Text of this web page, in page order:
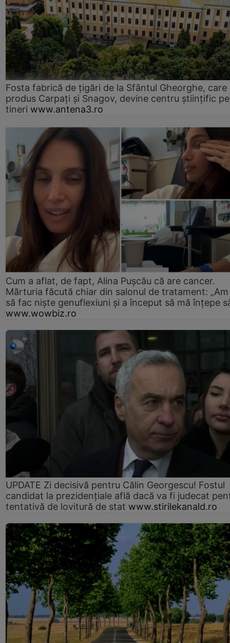
Fosta fabrică de țigări de la Sfântul Gheorghe, care
produs Carpați și Snagov, devine centru științific
tineri www.antena3.ro
Cum a aflat, de fapt, Alina Pușcău că are cancer.
Mărturia făcută chiar din salonul de tratament:
să fac niște genuflexiuni și a început să mă înțepe
www.wowbiz.ro
UPDATE Zi decisivă pentru Călin Georgescu! Fostul
candidat la prezidențiale află dacă va fi judecat
tentativă de lovitură de stat www.stirilekanald.ro